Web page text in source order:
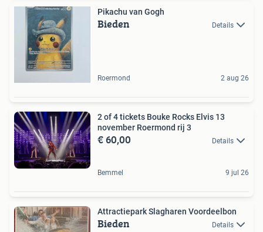
Pikachu van Gogh
Bieden Details
Roermond 2 aug 26
2 of 4 tickets Bouke Rocks Elvis 13
november Roermond rij 3
€ 60,00 Details
Bemmel 9 jul 26
Attractiepark Slagharen Voordeelbon
Bieden Details